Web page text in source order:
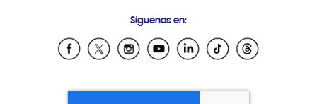
Samsung Ecuador
Samsung El Salvador
Samsung Honduras
Síguenos en: